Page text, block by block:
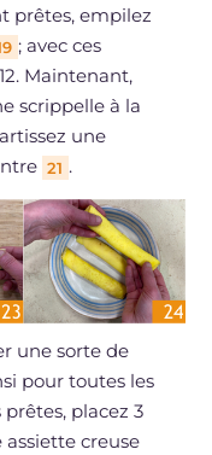
prêtes, empilez
; avec ces
Maintenant,
scrippelle à la
une
21 .
une sorte de
pour toutes les
placez 3
creuse